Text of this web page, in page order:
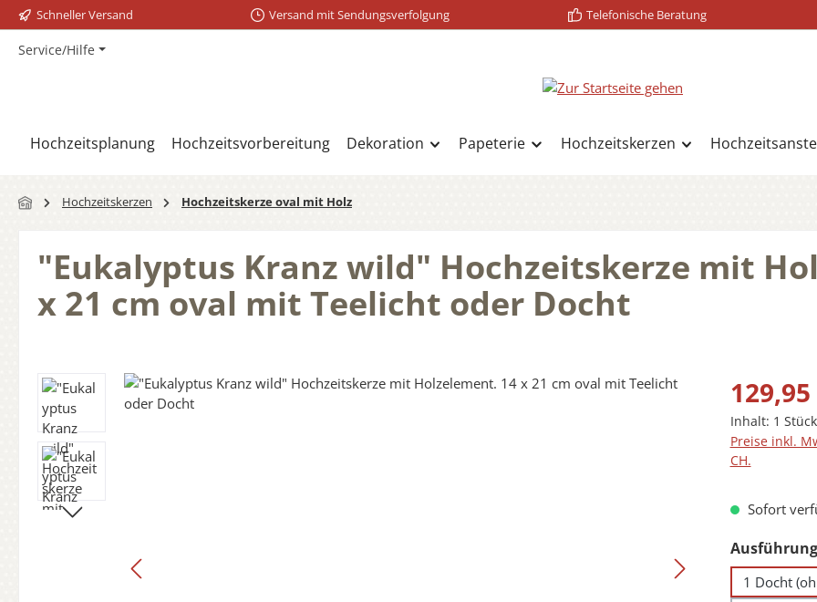
Hauptinhalt springen
Zur Suche springen
Zur Hauptnavigation springen
Schneller Versand Versand mit Sendungsverfolgung Telefonische Beratung
Service/Hilfe
Hochzeitsplanung Hochzeitsvorbereitung Dekoration Papeterie Hochzeitskerzen
Hochzeitskerzen Hochzeitskerze oval mit Holz
"Eukalyptus Kranz wild" Hochzeitskerze mit
x 21 cm oval mit Teelicht oder Docht
Bildergalerie überspringen Regulärer
129,95
Inhalt: 1 Stück
Preise inkl.
CH.
Sofort
1 Docht